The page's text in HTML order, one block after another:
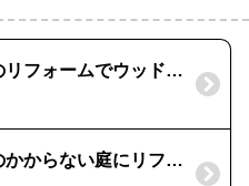
香芝市：お庭のリフォームでウッドデッキ｜ＬＩＸＩＬ
広陵町：手間のかからない庭にリフォーム！｜雑草対策